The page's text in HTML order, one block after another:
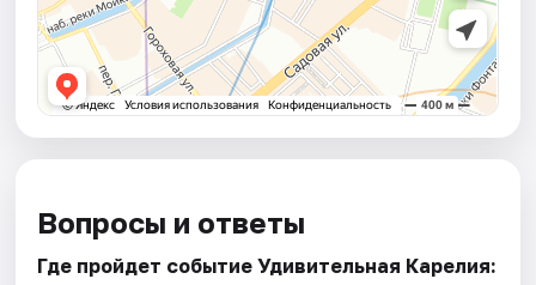
Вопросы и ответы
Где пройдет событие Удивительная Карелия: